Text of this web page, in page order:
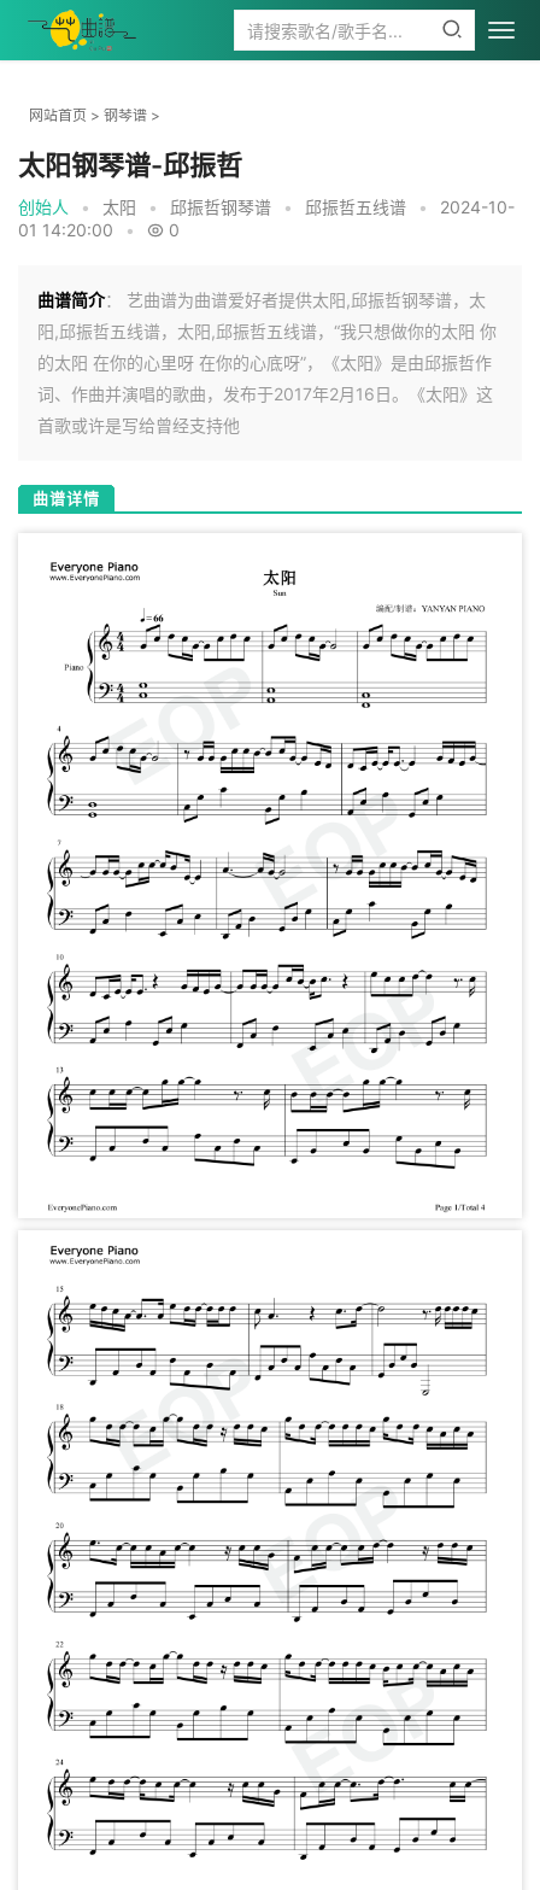
网站首页 > 钢琴谱 >
太阳钢琴谱-邱振哲
创始人 • 太阳 • 邱振哲钢琴谱 • 邱振哲五线谱 •
2024-10-
01 14:20:00
• 0
曲谱简介： 艺曲谱为曲谱爱好者提供太阳,邱振哲钢琴谱，太
阳,邱振哲五线谱，太阳,邱振哲五线谱，“我只想做你的太阳 你
的太阳 在你的心里呀 在你的心底呀”，《太阳》是由邱振哲作
词、作曲并演唱的歌曲，发布于2017年2月16日。《太阳》这
首歌或许是写给曾经支持他
曲谱详情